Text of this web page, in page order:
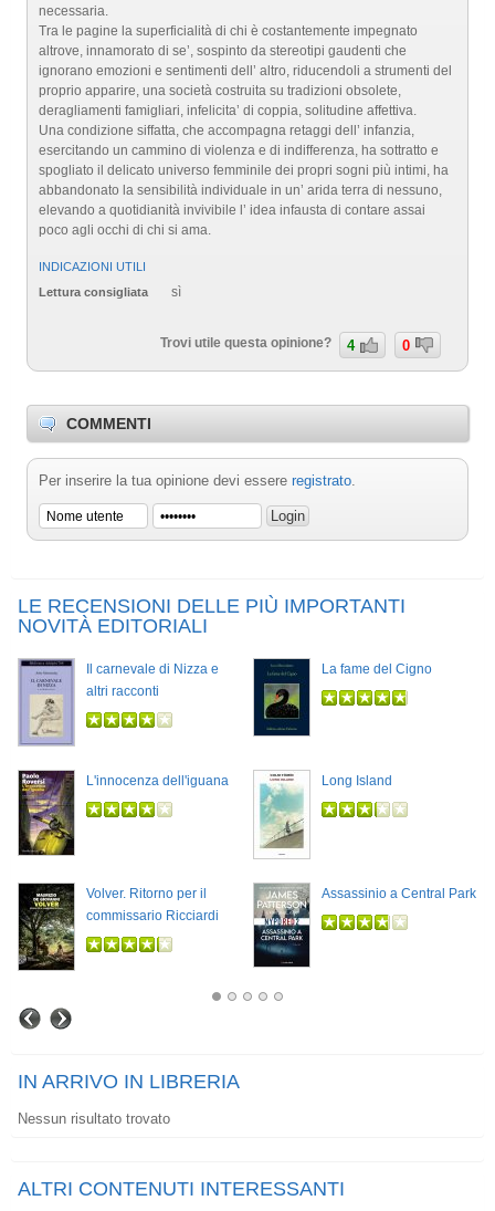
necessaria.
Tra le pagine la superficialità di chi è costantemente impegnato
altrove, innamorato di se’, sospinto da stereotipi gaudenti che
ignorano emozioni e sentimenti dell’ altro, riducendoli a strumenti del
proprio apparire, una società costruita su tradizioni obsolete,
deragliamenti famigliari, infelicita’ di coppia, solitudine affettiva.
Una condizione siffatta, che accompagna retaggi dell’ infanzia,
esercitando un cammino di violenza e di indifferenza, ha sottratto e
spogliato il delicato universo femminile dei propri sogni più intimi, ha
abbandonato la sensibilità individuale in un’ arida terra di nessuno,
elevando a quotidianità invivibile l’ idea infausta di contare assai
poco agli occhi di chi si ama.
INDICAZIONI UTILI
Lettura consigliata
sì
Trovi utile questa opinione? 4 0
COMMENTI
Per inserire la tua opinione devi essere registrato.
LE RECENSIONI DELLE PIÙ IMPORTANTI
NOVITÀ EDITORIALI
Il carnevale di Nizza e
altri racconti
La fame del Cigno
L'innocenza dell'iguana Long Island
Volver. Ritorno per il
commissario Ricciardi
Assassinio a Central Park
IN ARRIVO IN LIBRERIA
Nessun risultato trovato
ALTRI CONTENUTI INTERESSANTI